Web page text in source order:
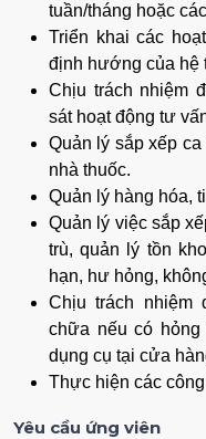
tuần/tháng hoặc
Triển khai các
định hướng của hệ
Chịu trách nhiệm
sát hoạt động tư
Quản lý sắp xếp
nhà thuốc.
Quản lý hàng hóa,
Quản lý việc sắp
trù, quản lý tồn
hạn, hư hỏng,
Chịu trách nhiệm
chữa nếu có
dụng cụ tại cửa
Thực hiện các
Yêu cầu ứng viên